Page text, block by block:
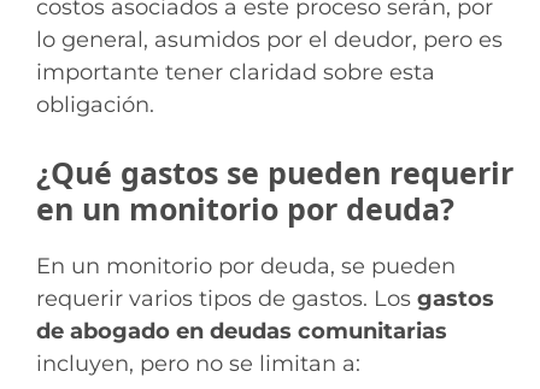
costos asociados a este proceso serán, por
lo general, asumidos por el deudor, pero es
importante tener claridad sobre esta
obligación.
¿Qué gastos se pueden requerir
en un monitorio por deuda?
En un monitorio por deuda, se pueden
requerir varios tipos de gastos. Los gastos
de abogado en deudas comunitarias
incluyen, pero no se limitan a: